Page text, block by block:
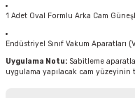
1 Adet Oval Formlu Arka Cam
Endüstriyel Sınıf Vakum Aparatları
Uygulama Notu: Sabitleme
uygulama yapılacak cam yüzeyinin